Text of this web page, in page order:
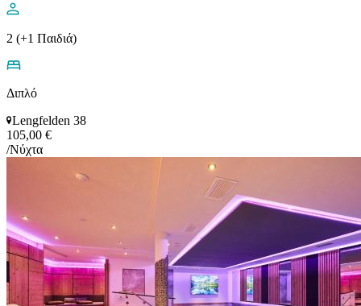
2 (+1 Παιδιά)
Διπλό
Lengfelden 38
105,00 €
/Νύχτα